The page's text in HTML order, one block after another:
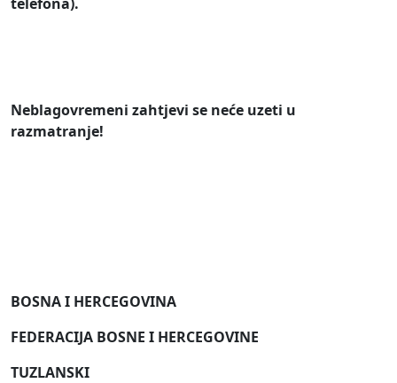
Neblagovremeni zahtjevi se neće uzeti u
razmatranje!
BOSNA I HERCEGOVINA
FEDERACIJA BOSNE I HERCEGOVINE
TUZLANSKI